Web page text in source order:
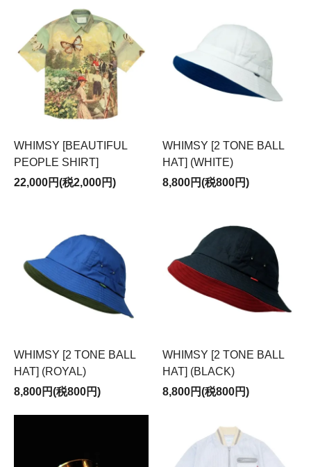
WHIMSY [BEAUTIFUL
PEOPLE SHIRT]
22,000円(税2,000円)
WHIMSY [2 TONE BALL
HAT] (WHITE)
8,800円(税800円)
WHIMSY [2 TONE BALL
HAT] (ROYAL)
8,800円(税800円)
WHIMSY [2 TONE BALL
HAT] (BLACK)
8,800円(税800円)